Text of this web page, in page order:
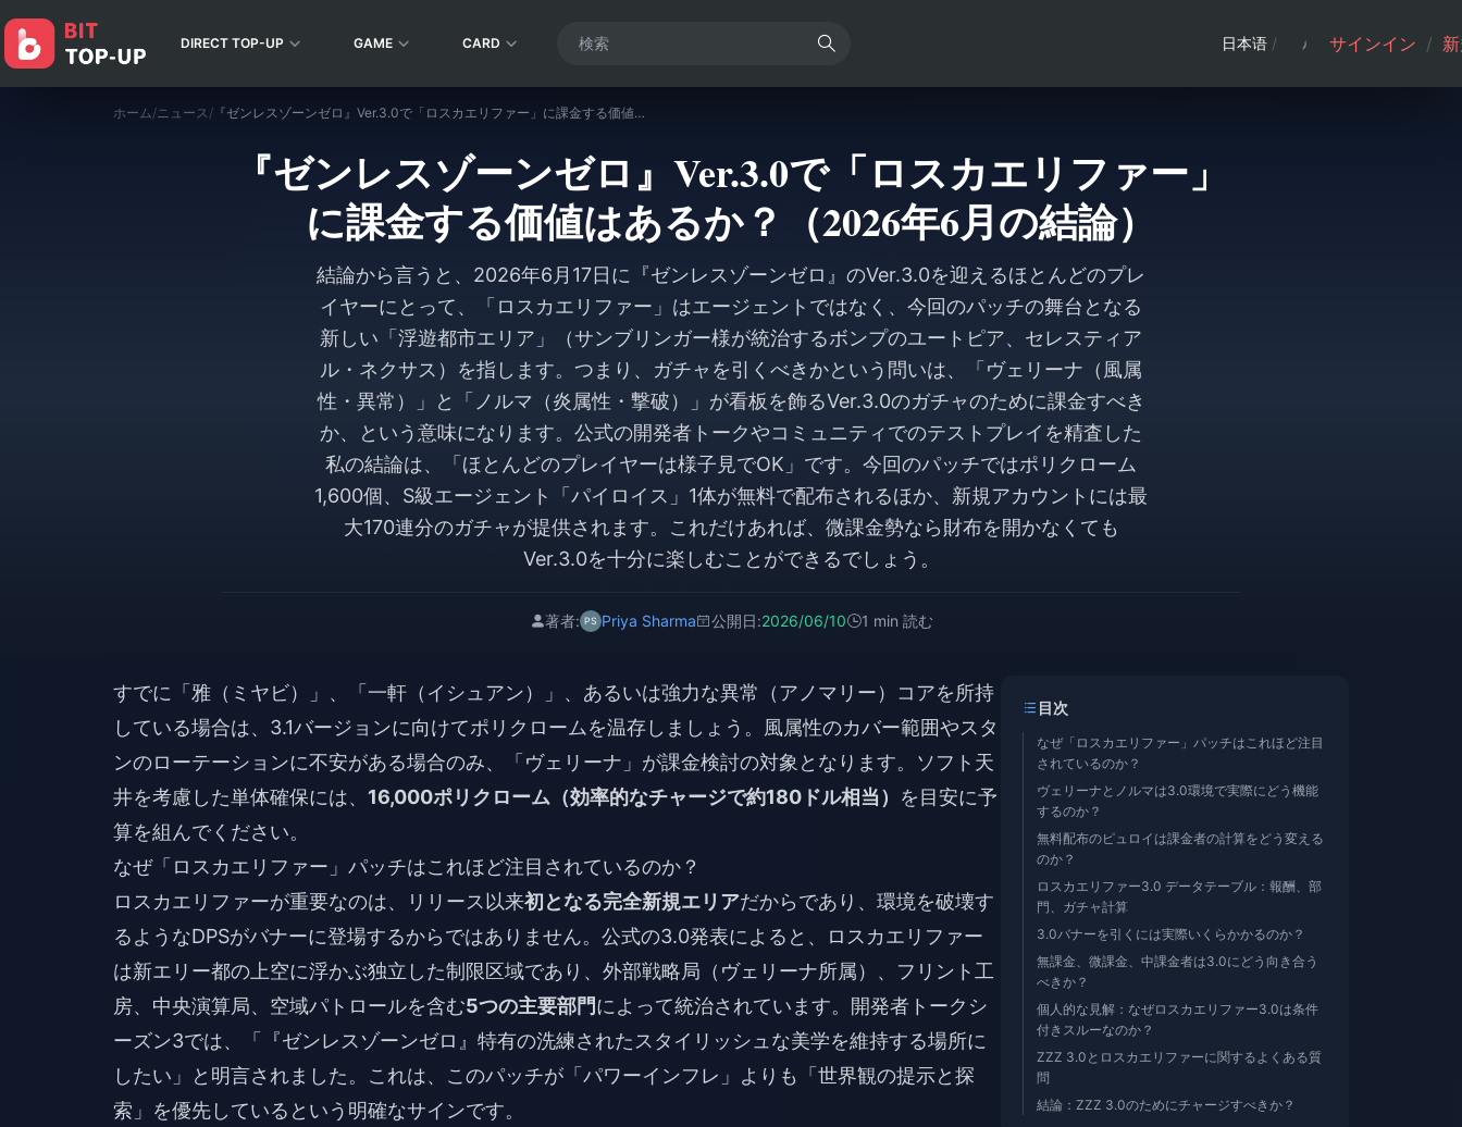
DIRECT TOP-UP GAME CARD 日本语 / サインイン /
ホーム/ニュース / 『ゼンレスゾーンゼロ』Ver.3.0で「ロスカエリファー」に課金する価値はあるか？（2026年6月の結論）
『ゼンレスゾーンゼロ』Ver.3.0で「ロスカエリファー」
に課金する価値はあるか？（2026年6月の結論）
結論から言うと、2026年6月17日に『ゼンレスゾーンゼロ』のVer.3.0を迎えるほとんどのプレ
イヤーにとって、「ロスカエリファー」はエージェントではなく、今回のパッチの舞台となる
新しい「浮遊都市エリア」（サンブリンガー様が統治するボンプのユートピア、セレスティア
ル・ネクサス）を指します。つまり、ガチャを引くべきかという問いは、「ヴェリーナ（風属
性・異常）」と「ノルマ（炎属性・撃破）」が看板を飾るVer.3.0のガチャのために課金すべき
か、という意味になります。公式の開発者トークやコミュニティでのテストプレイを精査した
私の結論は、「ほとんどのプレイヤーは様子見でOK」です。今回のパッチではポリクローム
1,600個、S級エージェント「パイロイス」1体が無料で配布されるほか、新規アカウントには最
大170連分のガチャが提供されます。これだけあれば、微課金勢なら財布を開かなくても
Ver.3.0を十分に楽しむことができるでしょう。
著者: Priya Sharma 公開日:2026/06/10 1 min 読む
すでに「雅（ミヤビ）」、「一軒（イシュアン）」、あるいは強力な異常（アノマリー）コアを所持
している場合は、3.1バージョンに向けてポリクロームを温存しましょう。風属性のカバー範囲やスタ
ンのローテーションに不安がある場合のみ、「ヴェリーナ」が課金検討の対象となります。ソフト天
井を考慮した単体確保には、 16,000ポリクローム（効率的なチャージで約180ドル相当） を目安に予
算を組んでください。
なぜ「ロスカエリファー」パッチはこれほど注目されているのか？
ロスカエリファーが重要なのは、リリース以来初となる完全新規エリアだからであり、環境を破壊す
るようなDPSがバナーに登場するからではありません。公式の3.0発表によると、ロスカエリファー
は新エリー都の上空に浮かぶ独立した制限区域であり、外部戦略局（ヴェリーナ所属）、フリント工
房、中央演算局、空域パトロールを含む5つの主要部門によって統治されています。開発者トークシ
ーズン3では、「『ゼンレスゾーンゼロ』特有の洗練されたスタイリッシュな美学を維持する場所に
したい」と明言されました。これは、このパッチが「パワーインフレ」よりも「世界観の提示と探
索」を優先しているという明確なサインです。
目次
なぜ「ロスカエリファー」パッチはこれほど注目
されているのか？
ヴェリーナとノルマは3.0環境で実際にどう機能
するのか？
無料配布のピュロイは課金者の計算をどう変える
のか？
ロスカエリファー3.0 データテーブル：報酬、部
門、ガチャ計算
3.0バナーを引くには実際いくらかかるのか？
無課金、微課金、中課金者は3.0にどう向き合う
べきか？
個人的な見解：なぜロスカエリファー3.0は条件
付きスルーなのか？
ZZZ 3.0とロスカエリファーに関するよくある質
問
結論：ZZZ 3.0のためにチャージすべきか？